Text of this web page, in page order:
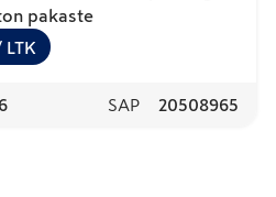
pakaste
LTK
SAP 20508965